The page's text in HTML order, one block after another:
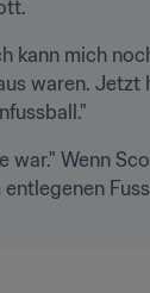
kann mich
waren. Jetzt
Wenn